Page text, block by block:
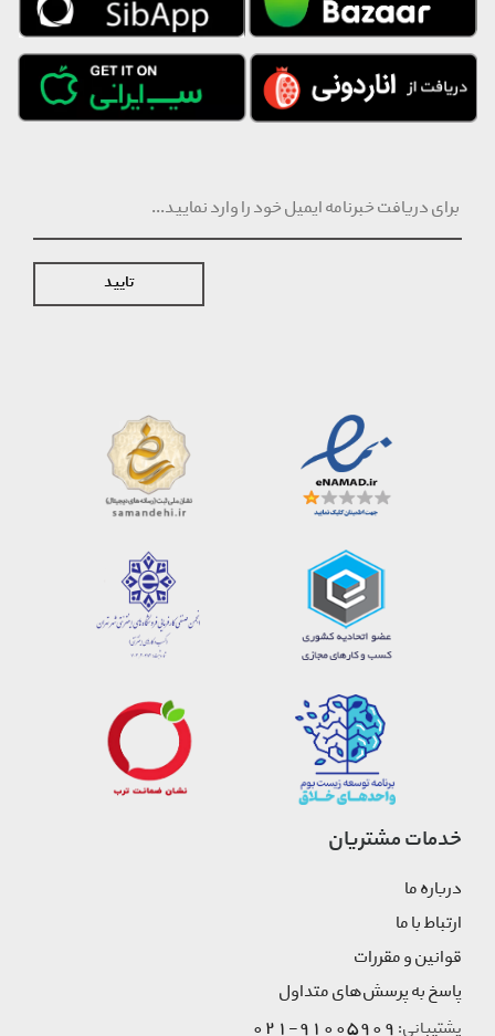
تایید
خدمات مشتریان
درباره ما
ارتباط با ما
قوانین و مقررات
پاسخ به پرسش‌های متداول
پشتیبانی: 91005909-021